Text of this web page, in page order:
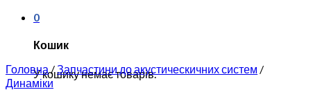
0
Кошик
У кошику немає товарів.
Головна /Запчастини до акустическичних систем /
Динаміки